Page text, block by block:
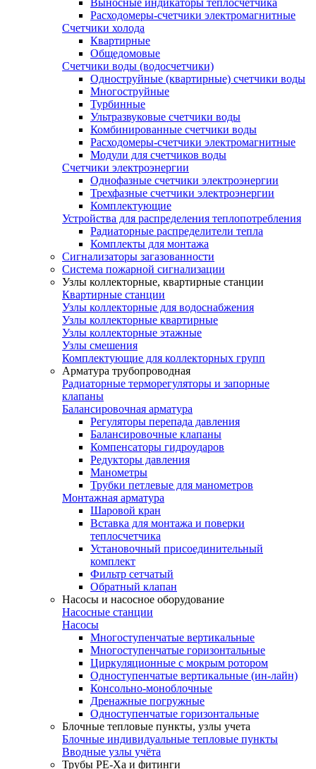
Выносные индикаторы теплосчетчика
Расходомеры-счетчики электромагнитные
Счетчики холода
Квартирные
Общедомовые
Счетчики воды (водосчетчики)
Одноструйные (квартирные) счетчики воды
Многоструйные
Турбинные
Ультразвуковые счетчики воды
Комбинированные счетчики воды
Расходомеры-счетчики электромагнитные
Модули для счетчиков воды
Счетчики электроэнергии
Однофазные счетчики электроэнергии
Трехфазные счетчики электроэнергии
Комплектующие
Устройства для распределения теплопотребления
Радиаторные распределители тепла
Комплекты для монтажа
Сигнализаторы загазованности
Система пожарной сигнализации
Узлы коллекторные, квартирные станции
Квартирные станции
Узлы коллекторные для водоснабжения
Узлы коллекторные квартирные
Узлы коллекторные этажные
Узлы смешения
Комплектующие для коллекторных групп
Арматура трубопроводная
Радиаторные терморегуляторы и запорные
клапаны
Балансировочная арматура
Регуляторы перепада давления
Балансировочные клапаны
Компенсаторы гидроударов
Редукторы давления
Манометры
Трубки петлевые для манометров
Монтажная арматура
Шаровой кран
Вставка для монтажа и поверки
теплосчетчика
Установочный присоединительный
комплект
Фильтр сетчатый
Обратный клапан
Насосы и насосное оборудование
Насосные станции
Насосы
Многоступенчатые вертикальные
Многоступенчатые горизонтальные
Циркуляционные с мокрым ротором
Одноступенчатые вертикальные (ин-лайн)
Консольно-моноблочные
Дренажные погружные
Одноступенчатые горизонтальные
Блочные тепловые пункты, узлы учета
Блочные индивидуальные тепловые пункты
Вводные узлы учёта
Трубы РЕ-Ха и фитинги